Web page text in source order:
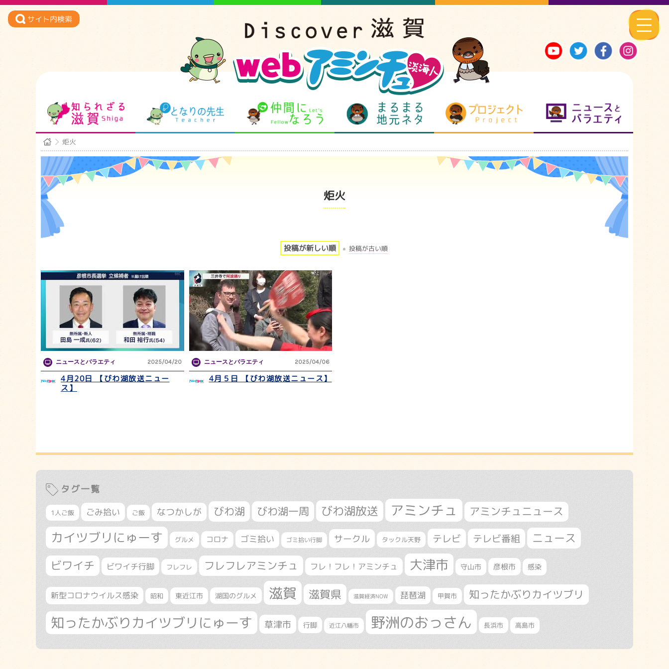
サイト内検索
知られざる滋賀 となりの先生 仲間になろう まるまる地元ネタ プロジェクト
炬火
炬火
投稿が新しい順 投稿が古い順
ニュースとバラエティ 2025/04/20
4月20日 【びわ湖放送ニュー
ス】
ニュースとバラエティ 2025/04/06
4月５日 【びわ湖放送ニュース】
タグ一覧
1人ご飯 ごみ拾い ご飯 なつかしが びわ湖 びわ湖一周 びわ湖放送 アミンチュ アミンチュニュース
カイツブリにゅーす グルメ コロナ ゴミ拾い ゴミ拾い行脚 サークル タックル天野 テレビ テレビ番組 ニュース
ビワイチ ビワイチ行脚 フレフレ フレフレアミンチュ フレ！フレ！アミンチュ 大津市 守山市 彦根市 感染
新型コロナウイルス感染 昭和 東近江市 湖国のグルメ 滋賀 滋賀県 滋賀経済NOW 琵琶湖 甲賀市 知ったかぶりカイツブリ
知ったかぶりカイツブリにゅーす 草津市 行脚 近江八幡市 野洲のおっさん 長浜市 高島市